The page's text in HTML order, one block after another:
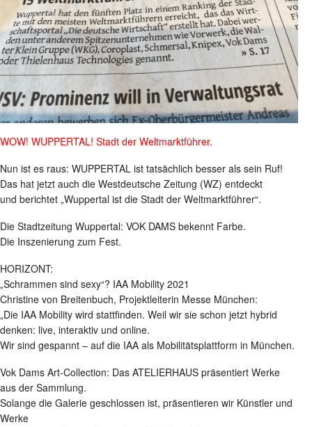
WOW! WUPPERTAL! Stadt der Weltmarktführer.
Nun ist es raus: WUPPERTAL ist tatsächlich besser als sein Ruf!
Das hat jetzt auch die Westdeutsche Zeitung (WZ) entdeckt
und berichtet „Wuppertal ist die Stadt der Weltmarktführer“.
Die Stadtzeitung Wuppertal: VOK DAMS bekennt Farbe.
Die Inszenierung zum Fest.
HORIZONT:
„Schrammen sind sexy“? IAA Mobility 2021
Christine von Breitenbuch, Projektleiterin Messe München:
„Die IAA Mobility wird stattfinden. Weil wir sie schon jetzt hybrid
denken: live, interaktiv und online.
Wir sind gespannt – auf die IAA als Mobilitätsplattform in München.
Vok Dams Art-Collection: Das ATELIERHAUS präsentiert Werke
aus der Sammlung.
Solange die Galerie geschlossen ist, präsentieren wir Künstler und
Werke